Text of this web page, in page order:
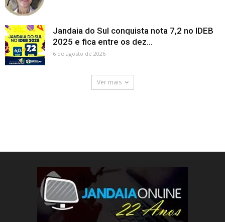
Jandaia do Sul conquista nota 7,2 no IDEB
2025 e fica entre os dez...
6 de agosto de 2026
Ver mais